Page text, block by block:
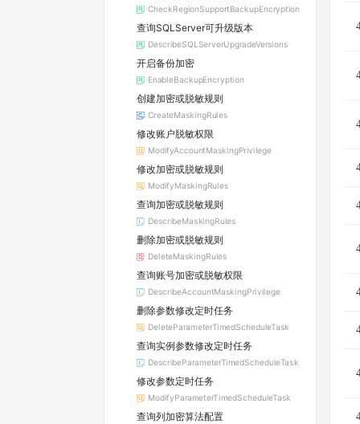
CheckRegionSupportBackupEncryption
查询SQLServer可升级版本
DescribeSQLServerUpgradeVersions
开启备份加密
EnableBackupEncryption
创建加密或脱敏规则
CreateMaskingRules
修改账户脱敏权限
ModifyAccountMaskingPrivilege
修改加密或脱敏规则
ModifyMaskingRules
查询加密或脱敏规则
DescribeMaskingRules
删除加密或脱敏规则
DeleteMaskingRules
查询账号加密或脱敏权限
DescribeAccountMaskingPrivilege
删除参数修改定时任务
DeleteParameterTimedScheduleTask
查询实例参数修改定时任务
DescribeParameterTimedScheduleTask
修改参数定时任务
ModifyParameterTimedScheduleTask
查询列加密算法配置